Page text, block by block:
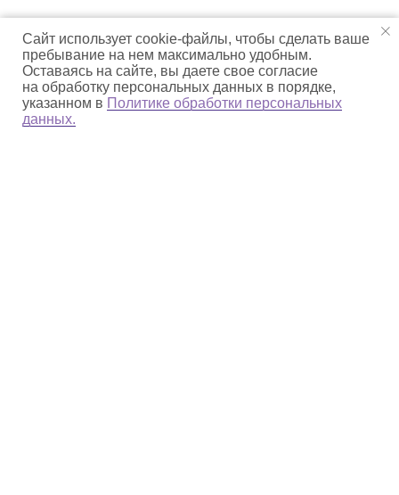
Сайт использует cookie-файлы, чтобы сделать ваше
пребывание на нем максимально удобным.
Оставаясь на сайте, вы даете свое согласие
на обработку персональных данных в порядке,
указанном в Политике обработки персональных
данных.